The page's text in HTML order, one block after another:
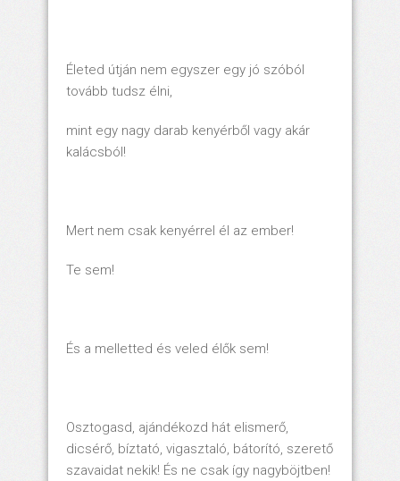
Életed útján nem egyszer egy jó szóból
tovább tudsz élni,
mint egy nagy darab kenyérből vagy akár
kalácsból!
Mert nem csak kenyérrel él az ember!
Te sem!
És a melletted és veled élők sem!
Osztogasd, ajándékozd hát elismerő,
dicsérő, bíztató, vigasztaló, bátorító, szerető
szavaidat nekik! És ne csak így nagyböjtben!